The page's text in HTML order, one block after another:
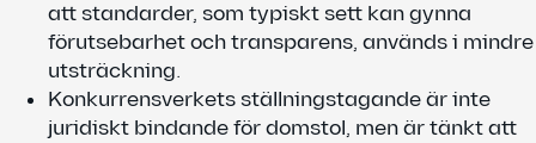
att standarder, som typiskt sett kan gynna
förutsebarhet och transparens, används i mindre
utsträckning.
Konkurrensverkets ställningstagande är inte
juridiskt bindande för domstol, men är tänkt att